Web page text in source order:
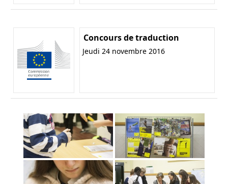
Concours de traduction
Jeudi 24 novembre 2016